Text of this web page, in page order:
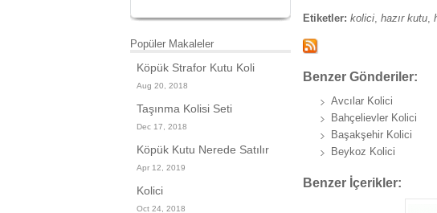
Popüler Makaleler
Köpük Strafor Kutu Koli
Aug 20, 2018
Taşınma Kolisi Seti
Dec 17, 2018
Köpük Kutu Nerede Satılır
Apr 12, 2019
Kolici
Oct 24, 2018
Etiketler: kolici, hazır kutu,
Benzer Gönderiler:
Avcılar Kolici
Bahçelievler Kolici
Başakşehir Kolici
Beykoz Kolici
Benzer İçerikler: